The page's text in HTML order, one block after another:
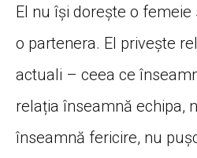
El nu își dorește o femeie
o partenera. El privește
actuali – ceea ce
relația înseamnă echipa,
înseamnă fericire, nu